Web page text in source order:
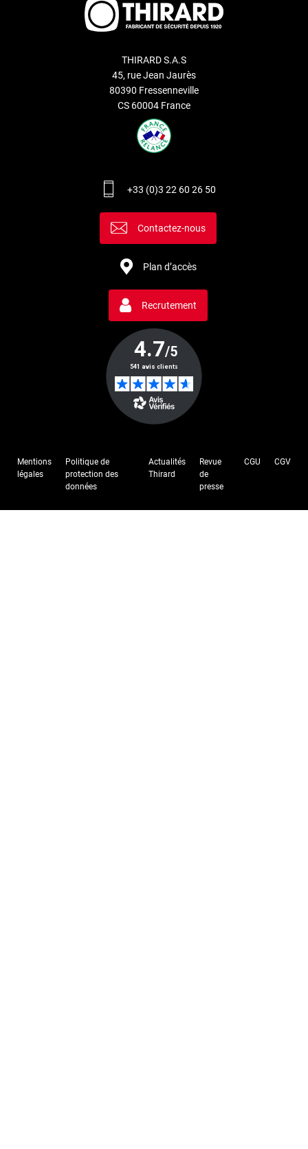
THIRARD S.A.S
45, rue Jean Jaurès
80390 Fressenneville
CS 60004 France
+33 (0)3 22 60 26 50
Contactez-nous
Plan d’accès
Recrutement
Mentions
légales
Politique de
protection des
données
Actualités
Thirard
Revue
de
presse
CGU CGV